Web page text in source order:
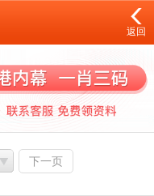
返回
下一页